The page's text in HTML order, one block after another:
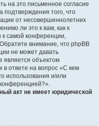
на это письменное согласие
подтверждения того, что
от несовершеннолетних
ли это к вам, как к
самой конференции,
внимание, что phpBB
не может давать
является объектом
в ответе на вопрос «С кем
использования и/или
акт не имеет юридической